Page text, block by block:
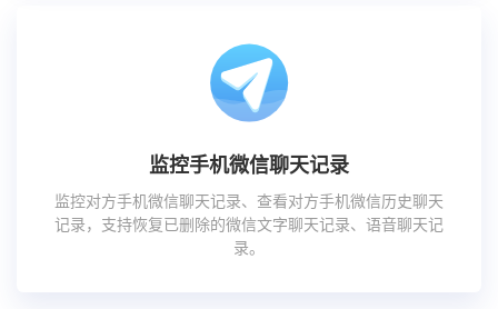
监控手机微信聊天记录
监控对方手机微信聊天记录、查看对方手机微信历史聊天
记录，支持恢复已删除的微信文字聊天记录、语音聊天记
录。